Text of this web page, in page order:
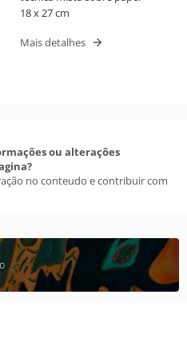
18 x 27 cm
Mais detalhes
ou alterações
no conteudo e contribuir com